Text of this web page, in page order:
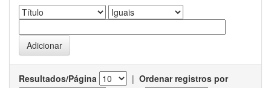
Resultados/Página | Ordenar registros por